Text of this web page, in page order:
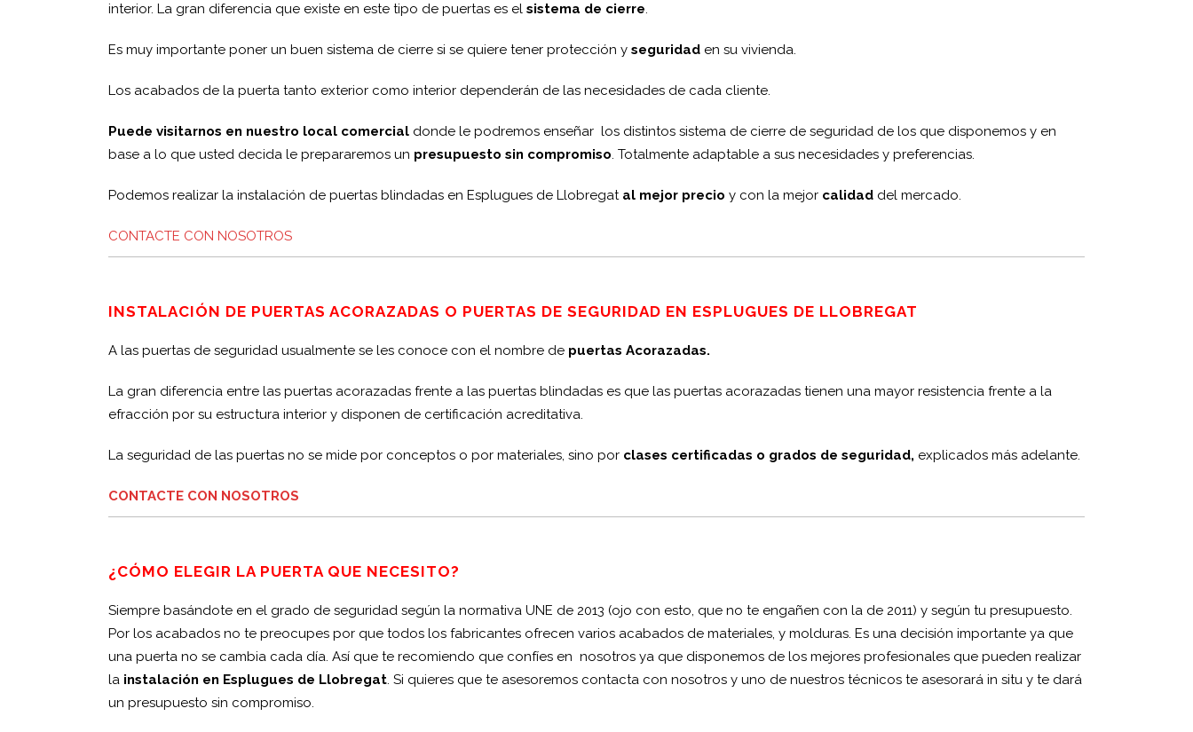
interior. La gran diferencia que existe en este tipo de puertas es el sistema de cierre.
Es muy importante poner un buen sistema de cierre si se quiere tener protección y seguridad en su vivienda.
Los acabados de la puerta tanto exterior como interior dependerán de las necesidades de cada cliente.
Puede visitarnos en nuestro local comercial donde le podremos enseñar los distintos sistema de cierre de seguridad de los que disponemos y en
base a lo que usted decida le prepararemos un presupuesto sin compromiso. Totalmente adaptable a sus necesidades y preferencias.
Podemos realizar la instalación de puertas blindadas en Esplugues de Llobregat al mejor precio y con la mejor calidad del mercado.
CONTACTE CON NOSOTROS
INSTALACIÓN DE PUERTAS ACORAZADAS O PUERTAS DE SEGURIDAD EN ESPLUGUES DE LLOBREGAT
A las puertas de seguridad usualmente se les conoce con el nombre de puertas Acorazadas.
La gran diferencia entre las puertas acorazadas frente a las puertas blindadas es que las puertas acorazadas tienen una mayor resistencia frente a la
efracción por su estructura interior y disponen de certificación acreditativa.
La seguridad de las puertas no se mide por conceptos o por materiales, sino por clases certificadas o grados de seguridad, explicados más adelante.
CONTACTE CON NOSOTROS
¿CÓMO ELEGIR LA PUERTA QUE NECESITO?
Siempre basándote en el grado de seguridad según la normativa UNE de 2013 (ojo con esto, que no te engañen con la de 2011) y según tu presupuesto.
Por los acabados no te preocupes por que todos los fabricantes ofrecen varios acabados de materiales, y molduras. Es una decisión importante ya que
una puerta no se cambia cada día. Así que te recomiendo que confíes en nosotros ya que disponemos de los mejores profesionales que pueden realizar
la instalación en Esplugues de Llobregat. Si quieres que te asesoremos contacta con nosotros y uno de nuestros técnicos te asesorará in situ y te dará
un presupuesto sin compromiso.